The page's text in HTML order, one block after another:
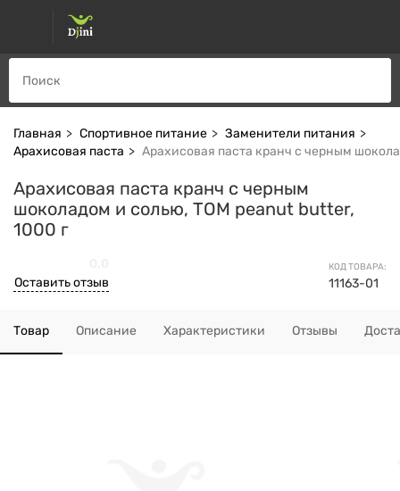
Главная Спортивное питание
Заменители питания
Арахисовая паста
Арахисовая паста кранч с черным
Арахисовая паста кранч с черным
шоколадом и солью, TOM peanut butter,
1000 г
КОД ТОВАРА:
11163-01
Оставить отзыв
Товар Описание Характеристики Отзывы